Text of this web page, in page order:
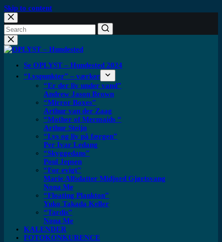
Skip to content
Se OPLYST – Hundested 2024
“Lyspunkter” – værker
“Er der liv under vand”
Andrew Jason Brown
“Mirror Boxes”
Arthur van der Zaag
“Mother of Mermaids “
Arthur Steijn
“Lys og liv på færgen”
Per Ivar Ledang
“Skyggedans”
Poul Jepsen
“For evigt”
Marie Alfsdatter Midjord Gjørtsvang
Nona Me
“Floating Plankton​”
Yuko Takada Keller
“Tardis”
Nona Me
KALENDER
FOTOKONKURENCE